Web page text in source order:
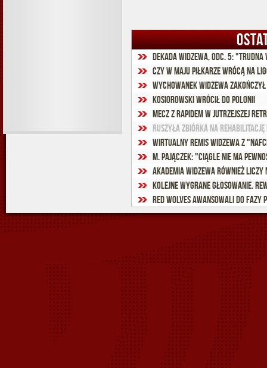
Dekada Widzewa, odc. 5:
Czy w maju piłkarze wrócą na
Wychowanek Widzewa
Kosiorowski wrócił do Polonii
Mecz z Rapidem w jutrzejszej
Ruszyła zbiórka na rehabilitację
Wirtualny remis Widzewa z
M. Pajączek: "Ciągle nie ma
Akademia Widzewa również
Kolejne wygrane głosowanie.
Red Wolves awansowali do fazy